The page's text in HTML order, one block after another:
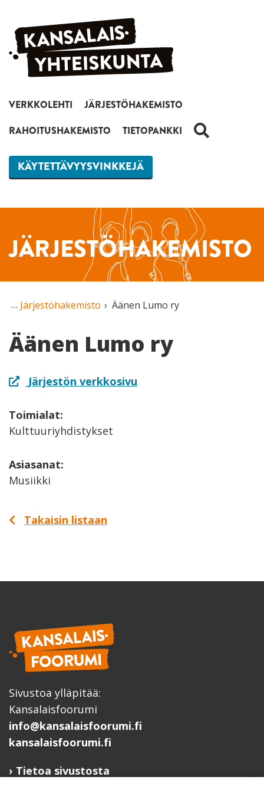
Siirry sisältöön
VERKKOLEHTI
JÄRJESTÖHAKEMISTO
RAHOITUSHAKEMISTO
TIETOPANKKI HAKU
KÄYTETTÄVYYSVINKKEJÄ
JÄRJESTÖHAKEMISTO
Järjestöhakemisto Äänen Lumo ry
Äänen Lumo ry
Järjestön verkkosivu
Toimialat:
Kulttuuriyhdistykset
Asiasanat:
Musiikki
Takaisin listaan
Sivustoa ylläpitää:
Kansalaisfoorumi
info@kansalaisfoorumi.fi
kansalaisfoorumi.fi
Tietoa sivustosta